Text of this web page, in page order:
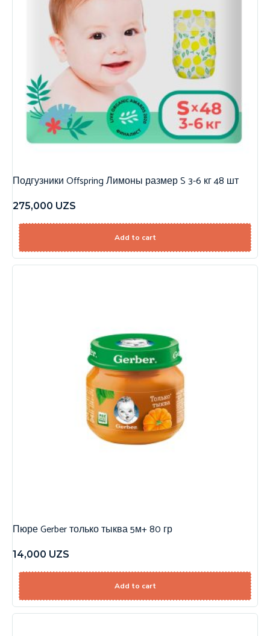
Подгузники Offspring Лимоны размер S 3-6 кг 48 шт
275,000 UZS
Add to cart
Пюре Gerber только тыква 5м+ 80 гр
14,000 UZS
Add to cart